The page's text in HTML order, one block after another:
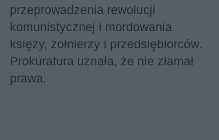
przeprowadzenia rewolucji
komunistycznej i mordowania
księży, żołnierzy i przedsiębiorców.
Prokuratura uznała, że nie złamał
prawa.